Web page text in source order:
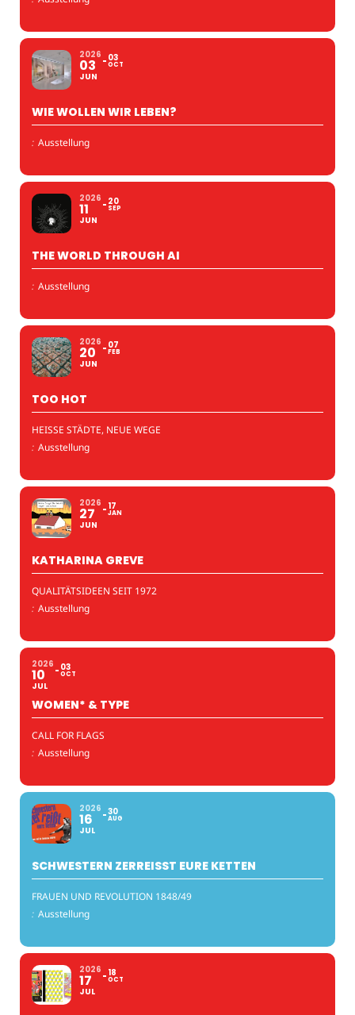
2026
03
JUN
03
OCT
WIE WOLLEN WIR LEBEN?
: Ausstellung
2026
11
JUN
20
SEP
THE WORLD THROUGH AI
: Ausstellung
2026
20
JUN
07
FEB
TOO HOT
HEISSE STÄDTE, NEUE WEGE
: Ausstellung
2026
27
JUN
17
JAN
KATHARINA GREVE
QUALITÄTSIDEEN SEIT 1972
: Ausstellung
2026
10
JUL
03
OCT
WOMEN* & TYPE
CALL FOR FLAGS
: Ausstellung
2026
16
JUL
30
AUG
SCHWESTERN ZERREISST EURE KETTEN
FRAUEN UND REVOLUTION 1848/49
: Ausstellung
2026
17
JUL
18
OCT